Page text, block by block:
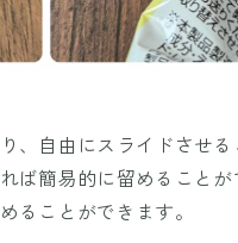
、自由にスライドさせ
ば簡易的に留めること
ることができます。